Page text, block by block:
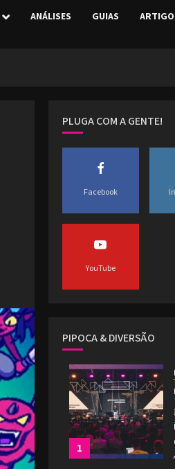
ANÁLISES GUIAS
PLUGA COM A GENTE!
Facebook
YouTube
PIPOCA & DIVERSÃO
1